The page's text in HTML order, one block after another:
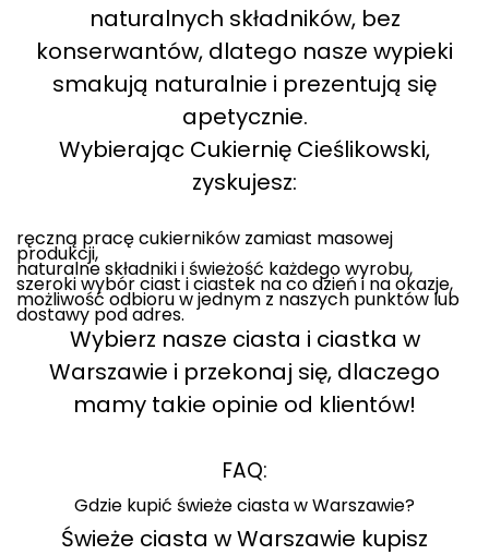
naturalnych składników, bez
konserwantów, dlatego nasze wypieki
smakują naturalnie i prezentują się
apetycznie.
Wybierając Cukiernię Cieślikowski,
zyskujesz:
ręczną pracę cukierników zamiast masowej
produkcji,
naturalne składniki i świeżość każdego wyrobu,
szeroki wybór ciast i ciastek na co dzień i na okazje,
możliwość odbioru w jednym z naszych punktów lub
dostawy pod adres.
Wybierz nasze ciasta i ciastka w
Warszawie i przekonaj się, dlaczego
mamy takie opinie od klientów!
FAQ:
Gdzie kupić świeże ciasta w Warszawie?
Świeże ciasta w Warszawie kupisz